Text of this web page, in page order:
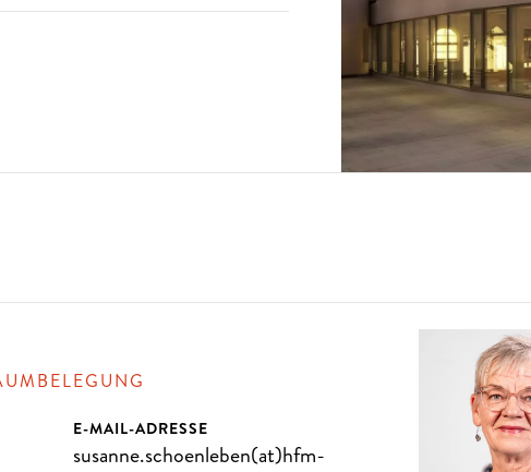
E-MAIL-ADRESSE
susanne.schoenleben(at)hfm-